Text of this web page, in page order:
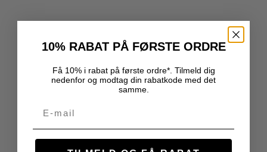
10% RABAT PÅ FØRSTE ORDRE
Få 10% i rabat på første ordre*. Tilmeld dig
nedenfor og modtag din rabatkode med det
samme.
Email